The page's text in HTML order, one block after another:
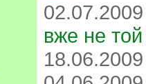
вже не той